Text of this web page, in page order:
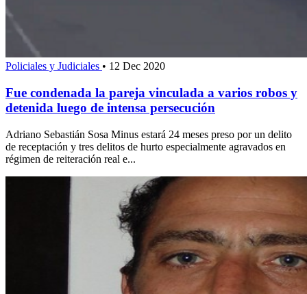
Policiales y Judiciales • 12 Dec 2020
Fue condenada la pareja vinculada a varios robos y
detenida luego de intensa persecución
Adriano Sebastián Sosa Minus estará 24 meses preso por un delito
de receptación y tres delitos de hurto especialmente agravados en
régimen de reiteración real e...